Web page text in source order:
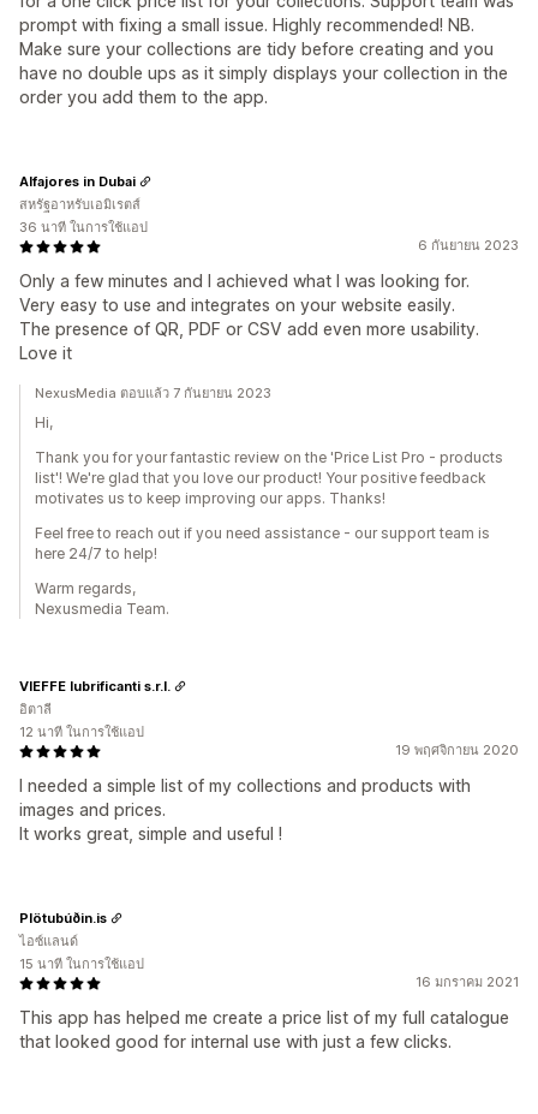
prompt with fixing a small issue. Highly recommended! NB.
Make sure your collections are tidy before creating and you
have no double ups as it simply displays your collection in the
order you add them to the app.
6 กันยายน 2023
Only a few minutes and I achieved what I was looking for.
Very easy to use and integrates on your website easily.
The presence of QR, PDF or CSV add even more usability.
Love it
Alfajores in Dubai
สหรัฐอาหรับเอมิเรตส์
36 นาที ในการใช้แอป
NexusMedia ตอบแล้ว 7 กันยายน 2023
Hi,
Thank you for your fantastic review on the 'Price List Pro - products
list'! We're glad that you love our product! Your positive feedback
motivates us to keep improving our apps. Thanks!
Feel free to reach out if you need assistance - our support team is
here 24/7 to help!
Warm regards,
Nexusmedia Team.
19 พฤศจิกายน 2020
I needed a simple list of my collections and products with
images and prices.
It works great, simple and useful !
VIEFFE lubrificanti s.r.l.
อิตาลี
12 นาที ในการใช้แอป
16 มกราคม 2021
This app has helped me create a price list of my full catalogue
that looked good for internal use with just a few clicks.
Plötubúðin.is
ไอซ์แลนด์
15 นาที ในการใช้แอป